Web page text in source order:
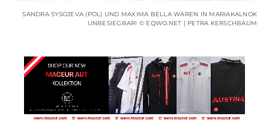
SANDRA SYSOJEVA (POL) UND MAXIMA BELLA WAREN IN MARIAKALNOK
UNBESIEGBAR! © EQWO.NET | PETRA KERSCHBAUM